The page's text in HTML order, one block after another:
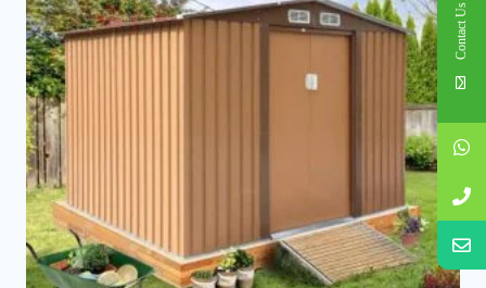
Contact Us